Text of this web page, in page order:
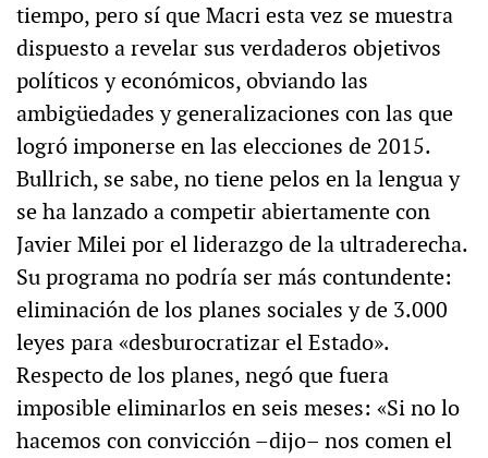
tiempo, pero sí que Macri esta vez se muestra
dispuesto a revelar sus verdaderos objetivos
políticos y económicos, obviando las
ambigüedades y generalizaciones con las que
logró imponerse en las elecciones de 2015.
Bullrich, se sabe, no tiene pelos en la lengua y
se ha lanzado a competir abiertamente con
Javier Milei por el liderazgo de la ultraderecha.
Su programa no podría ser más contundente:
eliminación de los planes sociales y de 3.000
leyes para «desburocratizar el Estado».
Respecto de los planes, negó que fuera
imposible eliminarlos en seis meses: «Si no lo
hacemos con convicción –dijo– nos comen el